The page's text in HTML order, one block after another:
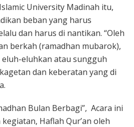
University Madinah itu,
beban yang harus
dan harus di nantikan. “Oleh
berkah (ramadhan mubarok),
eluhkan atau sungguh
dan keberatan yang di
Bulan Berbagi”, Acara ini
Haflah Qur’an oleh